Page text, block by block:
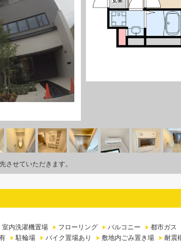
させていただきます。
室内洗濯機置場 フローリング バルコニー 都市ガス
駐輪場 バイク置場あり 敷地内ごみ置き場 耐震